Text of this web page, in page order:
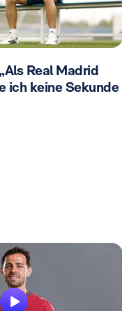
Real Madrid
ich keine Sekunde